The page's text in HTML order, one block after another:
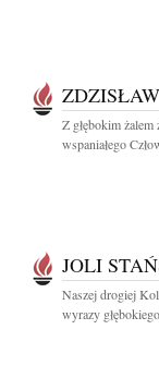
Z głębokim żalem
wspaniałego
JOLI
Naszej drogiej
wyrazy